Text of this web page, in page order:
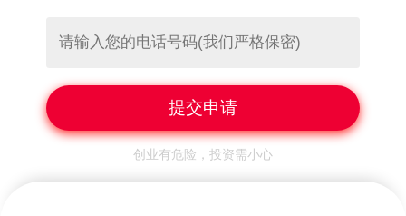
创业有危险，投资需小心